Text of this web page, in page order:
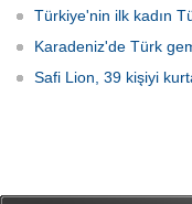
Türkiye'nin ilk kadın
Karadeniz'de Türk
Safi Lion, 39 kişiyi